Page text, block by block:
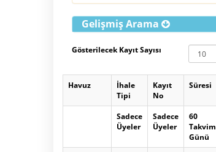
Gelişmiş Arama
Gösterilecek Kayıt Sayısı
Havuz
İhale
Tipi
Kayıt
No
Süresi
Sadece
Üyeler
Sadece
Üyeler
60
Takvim
Günü